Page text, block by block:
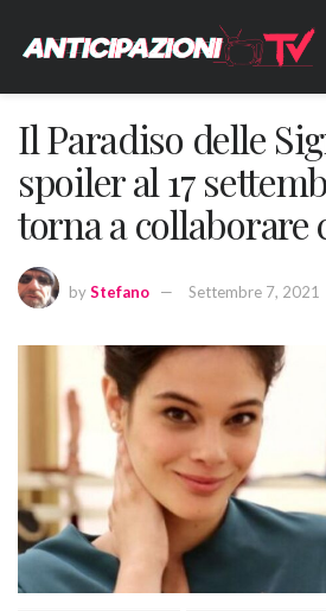
Il Paradiso delle
spoiler al 17
torna a collaborare
byStefano Settembre 7, 2021